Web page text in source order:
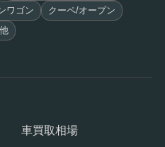
ワゴン クーペ/オープン
車買取相場